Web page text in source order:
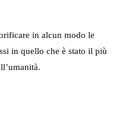
in alcun modo le
in quello che è stato il più